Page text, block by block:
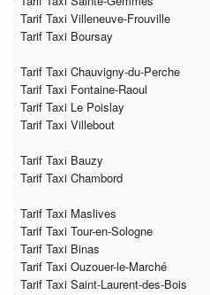
Tarif Taxi Villeneuve-Frouville
Tarif Taxi Boursay
Tarif Taxi Chauvigny-du-Perche
Tarif Taxi Fontaine-Raoul
Tarif Taxi Le Poislay
Tarif Taxi Villebout
Tarif Taxi Bauzy
Tarif Taxi Chambord
Tarif Taxi Maslives
Tarif Taxi Tour-en-Sologne
Tarif Taxi Binas
Tarif Taxi Ouzouer-le-Marché
Tarif Taxi Saint-Laurent-des-Bois